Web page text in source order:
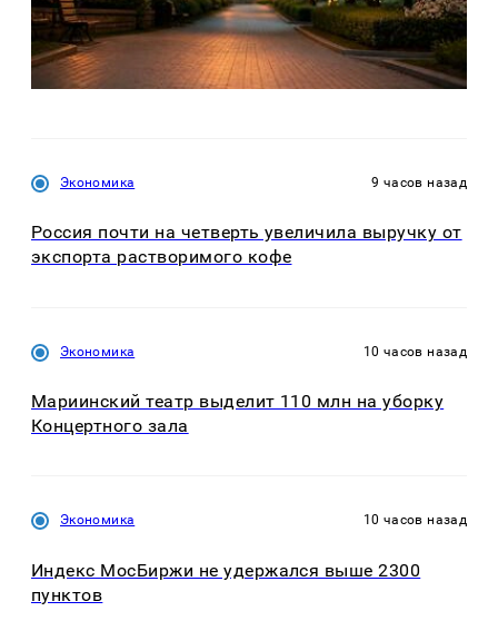
Экономика 9 часов назад
Россия почти на четверть увеличила выручку от
экспорта растворимого кофе
Экономика 10 часов назад
Мариинский театр выделит 110 млн на уборку
Концертного зала
Экономика 10 часов назад
Индекс МосБиржи не удержался выше 2300
пунктов